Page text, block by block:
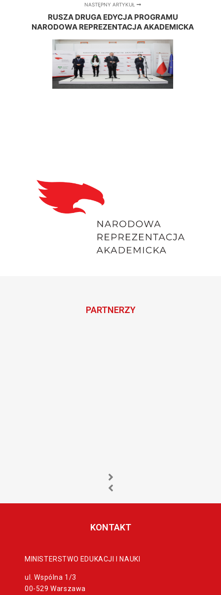
NASTĘPNY ARTYKUŁ
RUSZA DRUGA EDYCJA PROGRAMU
NARODOWA REPREZENTACJA AKADEMICKA
PARTNERZY
KONTAKT
MINISTERSTWO EDUKACJI I NAUKI
ul. Wspólna 1/3
00-529 Warszawa